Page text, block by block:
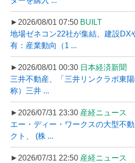
►2026/08/01 07:50 BUILT
地場ゼネコン22社が集結、建設DX
有：産業動向（1 ...
►2026/08/01 00:30 日本経済新聞
三井不動産、「三井リンクラボ東
称）三井 ...
►2026/07/31 23:30 産経ニュース
エー・ディー・ワークスの大型不
クト、 (株 ...
►2026/07/31 22:50 産経ニュース